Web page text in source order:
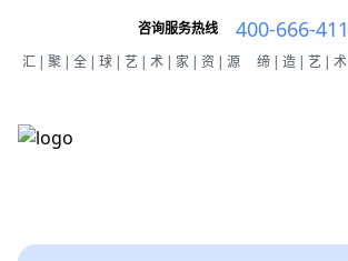
咨询服务热线 400-666-
汇|聚|全|球|艺|术|家|资|源 缔|造|艺|